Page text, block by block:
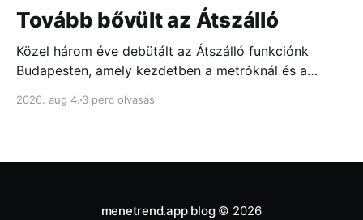
Tovább bővült az Átszálló
Közel három éve debütált az Átszálló funkciónk
Budapesten, amely kezdetben a metróknál és a
ajtóhoz állj a leggyorsabb átszállás érdekében...
2026. aug 4. 3 perc olvasás
menetrend.app blog© 2026